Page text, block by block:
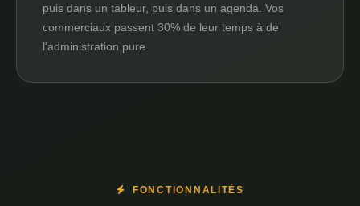
puis dans un tableur, puis dans un agenda. Vos
commerciaux passent 30% de leur temps à de
l'administration pure.
FONCTIONNALITÉS